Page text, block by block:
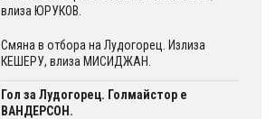
влиза ЮРУКОВ.
Смяна в отбора на Лудогорец. Излиза
КЕШЕРУ, влиза МИСИДЖАН.
Гол за Лудогорец. Голмайстор е
ВАНДЕРСОН.